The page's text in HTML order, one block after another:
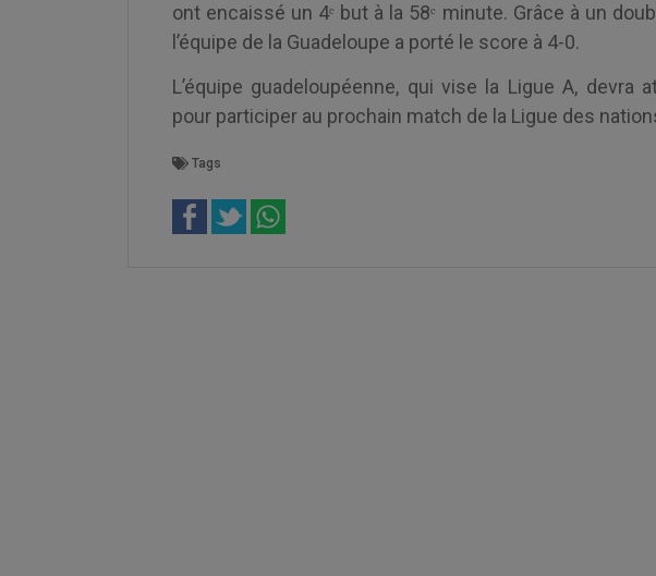
ont encaissé un 4ᵉ but à la 58ᵉ minute. Grâce à un
l’équipe de la Guadeloupe a porté le score à 4-0.
L’équipe guadeloupéenne, qui vise la Ligue A, devra
pour participer au prochain match de la Ligue des
Tags